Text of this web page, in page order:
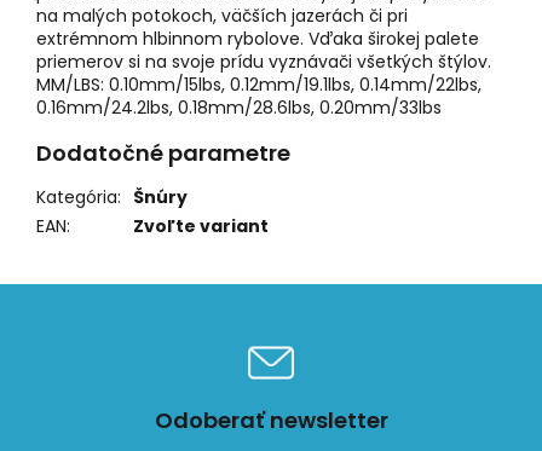
na malých potokoch, väčších jazerách či pri
extrémnom hlbinnom rybolove. Vďaka širokej palete
priemerov si na svoje prídu vyznávači všetkých štýlov.
MM/LBS: 0.10mm/15lbs, 0.12mm/19.1lbs, 0.14mm/22lbs,
0.16mm/24.2lbs, 0.18mm/28.6lbs, 0.20mm/33lbs
Dodatočné parametre
Kategória: Šnúry
EAN: Zvoľte variant
Odoberať newsletter